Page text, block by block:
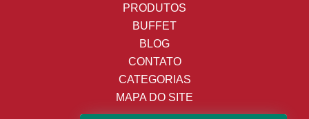
PRODUTOS
BUFFET
BLOG
CONTATO
CATEGORIAS
MAPA DO SITE